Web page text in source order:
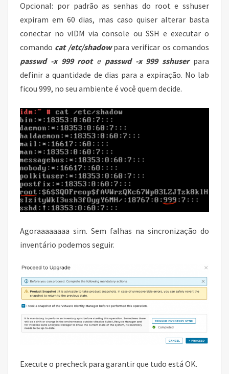
Opcional: por padrão as senhas do root e sshuser
expiram em 60 dias, mas caso quiser alterar basta
conectar no vIDM via console ou SSH e executar o
comando cat /etc/shadowpara verificar os comandos
passwd -x 999 roote passwd -x 999 sshuserpara
definir a quantidade de dias para a expiração. No lab
ficou 999, no seu ambiente é você quem decide.
Agoraaaaaaaa sim. Sem falhas na sincronização do
inventário podemos seguir.
Execute o precheck para garantir que tudo está OK.